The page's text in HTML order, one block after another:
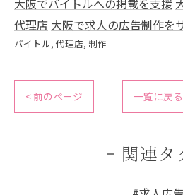
大阪でバイトルへの掲載を支援
代理店 大阪で求人の広告制作を
バイトル 代理店 制作
< 前のページ 一覧に戻る
関連タ